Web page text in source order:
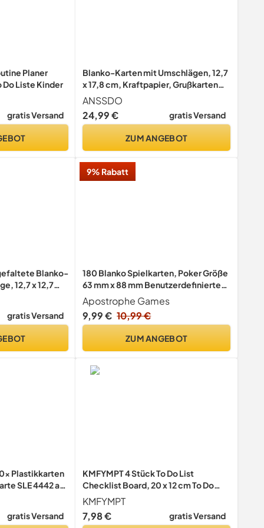
Planer
Do Liste Kinder
gratis Versand
Blanko-Karten mit Umschlägen, 12,7
x 17,8 cm, Kraftpapier, Grußkarten
für selbstgemachte Karten,
Hochzeit, Geburtstag, alle Anlässe,
100 Stück
ANSSDO
24,99 €
gratis Versand
ZUM ANGEBOT
Blanko-
12,7 x 12,7
gratis Versand
9% Rabatt
180 Blanko Spielkarten, Poker Größe
63 mm x 88 mm Benutzerdefinierte
Karten
Apostrophe Games
9,99 € 10,99 €
ZUM ANGEBOT
Plastikkarten
SLE 4442 aus
glänzend
weiß
gratis Versand
KMFYMPT 4 Stück To Do List
Checklist Board, 20 x 12 cm To Do
Board, Todo Liste Taskboard, Kommt
Mit 20 Blankokarten, Geeignet für
die Familienerziehung und
KMFYMPT
7,98 €
gratis Versand